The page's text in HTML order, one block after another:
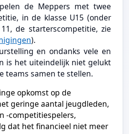
de Meppers met twee
in de klasse U15 (onder
de starterscompetitie, zie
).
en ondanks vele en
is het uiteindelijk niet gelukt
teams samen te stellen.
opkomst op de
geringe aantal jeugdleden,
-competitiespelers,
dat het financieel niet meer